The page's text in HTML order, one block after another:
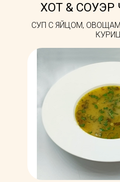
ХОТ & СОУЭР
CУП С ЯЙЦОМ,